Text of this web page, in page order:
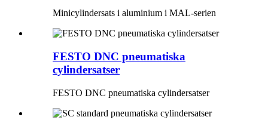
Minicylindersats i aluminium i MAL-serien
FESTO DNC pneumatiska
cylindersatser
FESTO DNC pneumatiska cylindersatser